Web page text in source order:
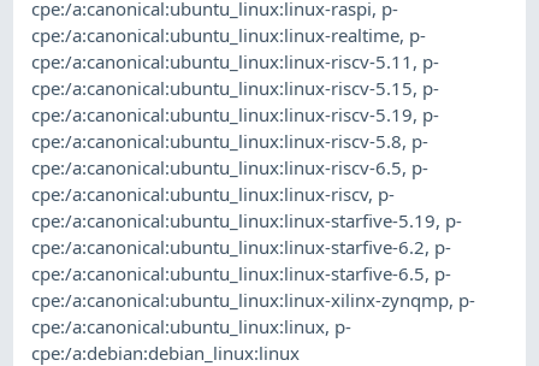
cpe:/a:canonical:ubuntu_linux:linux-raspi, p-
cpe:/a:canonical:ubuntu_linux:linux-realtime, p-
cpe:/a:canonical:ubuntu_linux:linux-riscv-5.11 , p-
cpe:/a:canonical:ubuntu_linux:linux-riscv-5.15, p-
cpe:/a:canonical:ubuntu_linux:linux-riscv-5.19, p-
cpe:/a:canonical:ubuntu_linux:linux-riscv-5.8, p-
cpe:/a:canonical:ubuntu_linux:linux-riscv-6.5, p-
cpe:/a:canonical:ubuntu_linux:linux-riscv, p-
cpe:/a:canonical:ubuntu_linux:linux-starfive-5.19, p-
cpe:/a:canonical:ubuntu_linux:linux-starfive-6.2, p-
cpe:/a:canonical:ubuntu_linux:linux-starfive-6.5, p-
cpe:/a:canonical:ubuntu_linux:linux-xilinx-zynqmp, p-
cpe:/a:canonical:ubuntu_linux:linux, p-
cpe:/a:debian:debian_linux:linux